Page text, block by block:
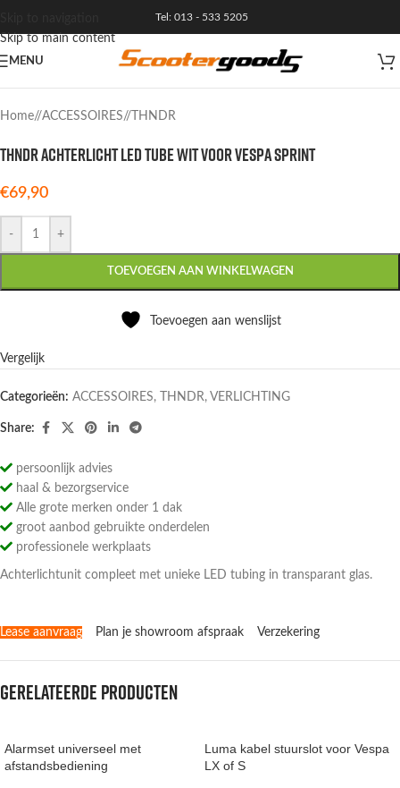
Skip to main content
Tel: 013 - 533 5205
MENU
Home/ ACCESSOIRES/ THNDR
THNDR Achterlicht LED Tube Wit voor Vespa Sprint
€69,90
- +
TOEVOEGEN AAN WINKELWAGEN
Toevoegen aan wenslijst
Vergelijk
Categorieën: ACCESSOIRES, THNDR, VERLICHTING
Share:
persoonlijk advies
haal & bezorgservice
Alle grote merken onder 1 dak
groot aanbod gebruikte onderdelen
professionele werkplaats
Achterlichtunit compleet met unieke LED tubing in transparant glas.
Lease aanvraag Plan je showroom afspraak Verzekering
Gerelateerde producten
Alarmset universeel met
afstandsbediening
Luma kabel stuurslot voor Vespa
LX of S